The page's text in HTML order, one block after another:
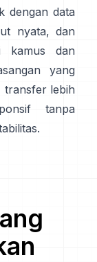
dengan data
nyata, dan
kamus dan
yang
transfer lebih
tanpa